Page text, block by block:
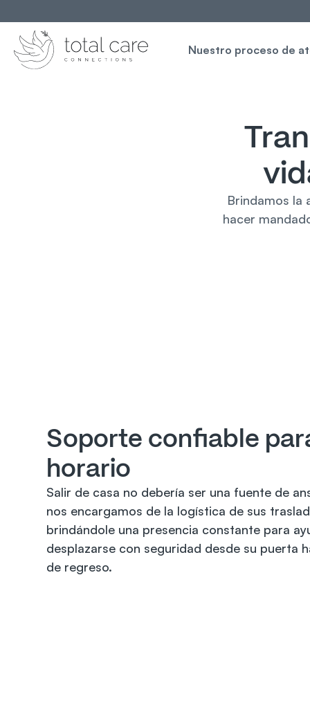
Nuestro proceso de
Brindamos la
hacer
Soporte confiable
horario
Salir de casa no debería ser una fuente de
nos encargamos de la logística de sus
brindándole una presencia constante para
desplazarse con seguridad desde su puerta
de regreso.